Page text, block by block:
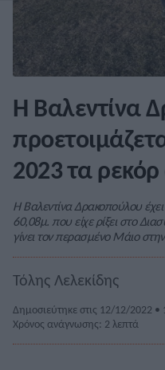
Η Βαλεντίνα
2023 τα
Η Βαλεντίνα Δρακοπούλου
60,08μ. που είχε ρίξει στο
γίνει τον περασμένο Μάιο
Τόλης Λελεκίδης
Δημοσιεύτηκε στις 12/12/2022 •
Χρόνος ανάγνωσης: 2 λεπτά